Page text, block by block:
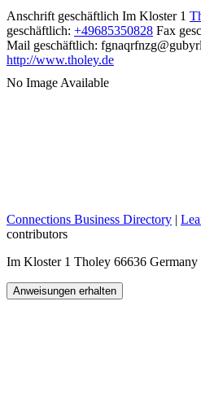
Anschrift geschäftlich Im Kloster 1
geschäftlich: +49685350828 Fax
Mail geschäftlich:
http://www.tholey.de
No Image Available
Connections Business Directory |
contributors
Im Kloster 1 Tholey 66636 Germany
Anweisungen erhalten